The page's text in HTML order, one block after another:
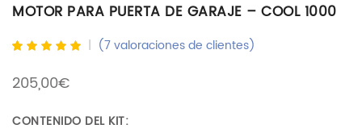
MOTOR PARA PUERTA DE GARAJE – COOL 1000
Valorado
5 en base a
7
valoraciones
(7valoraciones de clientes)
205,00€
CONTENIDO DEL KIT: